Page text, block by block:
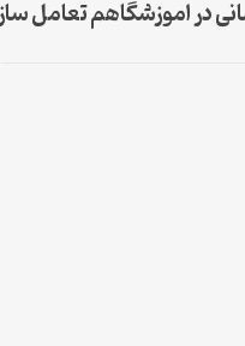
در اموزشگاهم تعامل